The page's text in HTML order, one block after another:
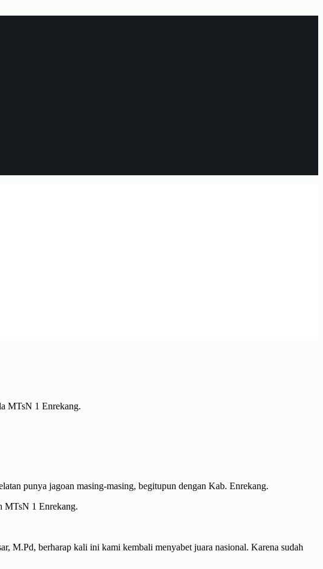
MTsN 1 Enrekang.
punya jagoan masing-masing, begitupun dengan Kab. Enrekang.
MTsN 1 Enrekang.
M.Pd, berharap kali ini kami kembali menyabet juara nasional. Karena sudah